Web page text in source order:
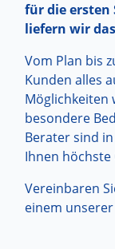
für die ersten
liefern wir
Vom Plan bis
Kunden alles
Möglichkeiten
besondere
Berater sind
Ihnen
Vereinbaren
einem